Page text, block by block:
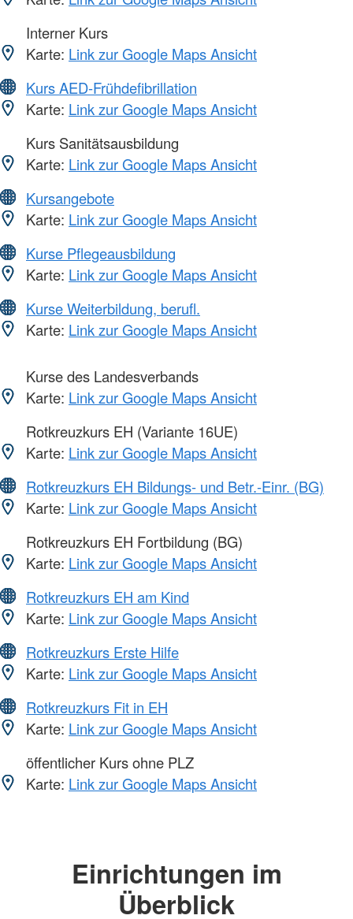
Interner Kurs
Karte: Link zur Google Maps Ansicht
Kurs AED-Frühdefibrillation
Karte: Link zur Google Maps Ansicht
Kurs Sanitätsausbildung
Karte: Link zur Google Maps Ansicht
Kursangebote
Karte: Link zur Google Maps Ansicht
Kurse Pflegeausbildung
Karte: Link zur Google Maps Ansicht
Kurse Weiterbildung, berufl.
Karte: Link zur Google Maps Ansicht
Kurse des Landesverbands
Karte: Link zur Google Maps Ansicht
Rotkreuzkurs EH (Variante 16UE)
Karte: Link zur Google Maps Ansicht
Rotkreuzkurs EH Bildungs- und Betr.-Einr. (BG)
Karte: Link zur Google Maps Ansicht
Rotkreuzkurs EH Fortbildung (BG)
Karte: Link zur Google Maps Ansicht
Rotkreuzkurs EH am Kind
Karte: Link zur Google Maps Ansicht
Rotkreuzkurs Erste Hilfe
Karte: Link zur Google Maps Ansicht
Rotkreuzkurs Fit in EH
Karte: Link zur Google Maps Ansicht
öffentlicher Kurs ohne PLZ
Karte: Link zur Google Maps Ansicht
Einrichtungen im
Überblick